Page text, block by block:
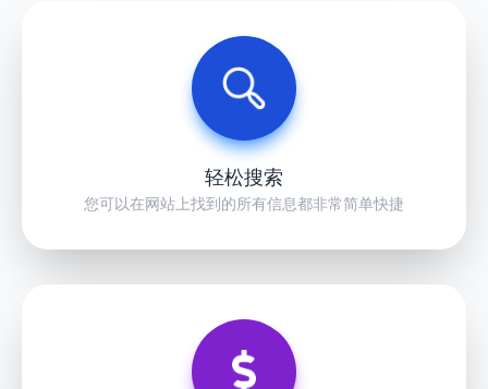
轻松搜索
您可以在网站上找到的所有信息都非常简单快捷